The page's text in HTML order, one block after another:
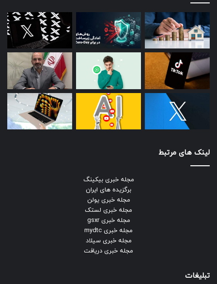
لینک های مرتبط
مجله خبری بیکینگ
برگزیده های ایران
مجله خبری یولن
مجله خبری لستک
مجله خبری gsxr
مجله خبری mydtc
مجله خبری سیلاد
مجله خبری دریافت
تبلیغات